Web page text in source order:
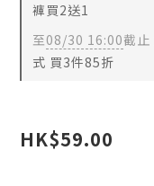
褲買2送1
至08/30 16:00截止
式 買3件85折
HK$59.00